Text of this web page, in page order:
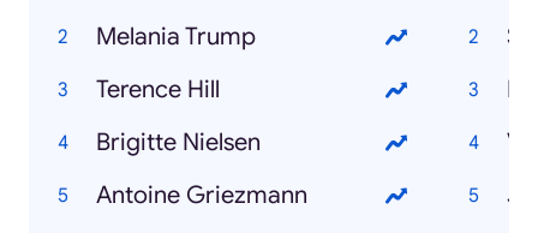
Melania Trump
Terence Hill
Brigitte Nielsen
Antoine Griezmann